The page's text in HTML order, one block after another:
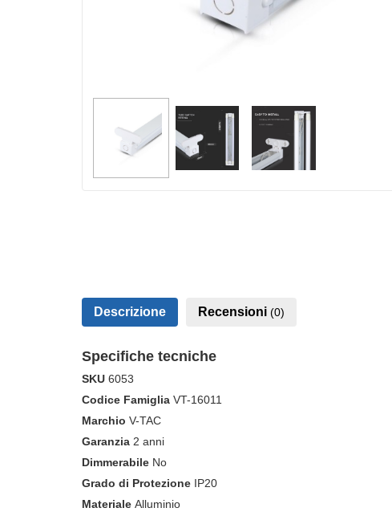
Descrizione Recensioni (0)
Specifiche tecniche
SKU 6053
Codice Famiglia VT-16011
Marchio V-TAC
Garanzia 2 anni
Dimmerabile No
Grado di Protezione IP20
Materiale Alluminio